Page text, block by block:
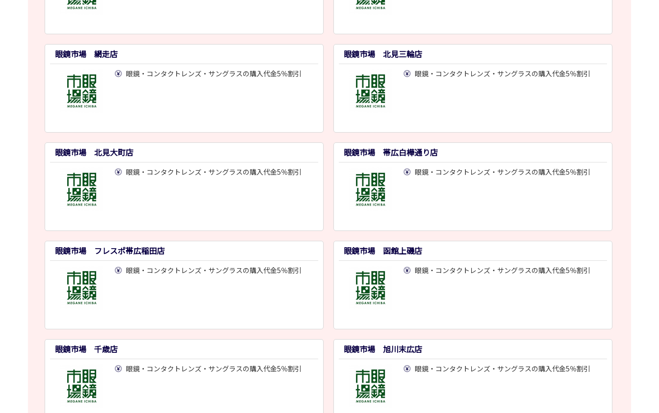
眼鏡市場 網走店
眼鏡・コンタクトレンズ・サングラスの購入代金5％割引
眼鏡市場 北見三輪店
眼鏡・コンタクトレンズ・サングラスの購入代金5％割引
眼鏡市場 北見大町店
眼鏡・コンタクトレンズ・サングラスの購入代金5％割引
眼鏡市場 帯広白樺通り店
眼鏡・コンタクトレンズ・サングラスの購入代金5％割引
眼鏡市場 フレスポ帯広稲田店
眼鏡・コンタクトレンズ・サングラスの購入代金5％割引
眼鏡市場 函館上磯店
眼鏡・コンタクトレンズ・サングラスの購入代金5％割引
眼鏡市場 千歳店
眼鏡・コンタクトレンズ・サングラスの購入代金5％割引
眼鏡市場 旭川末広店
眼鏡・コンタクトレンズ・サングラスの購入代金5％割引